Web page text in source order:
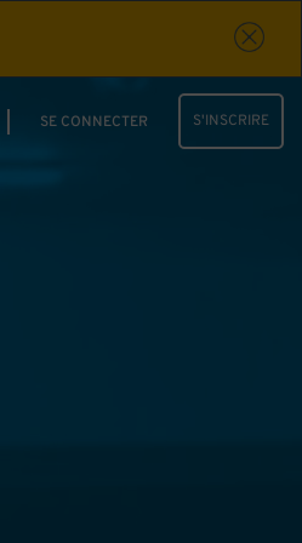
SE CONNECTER S'INSCRIRE